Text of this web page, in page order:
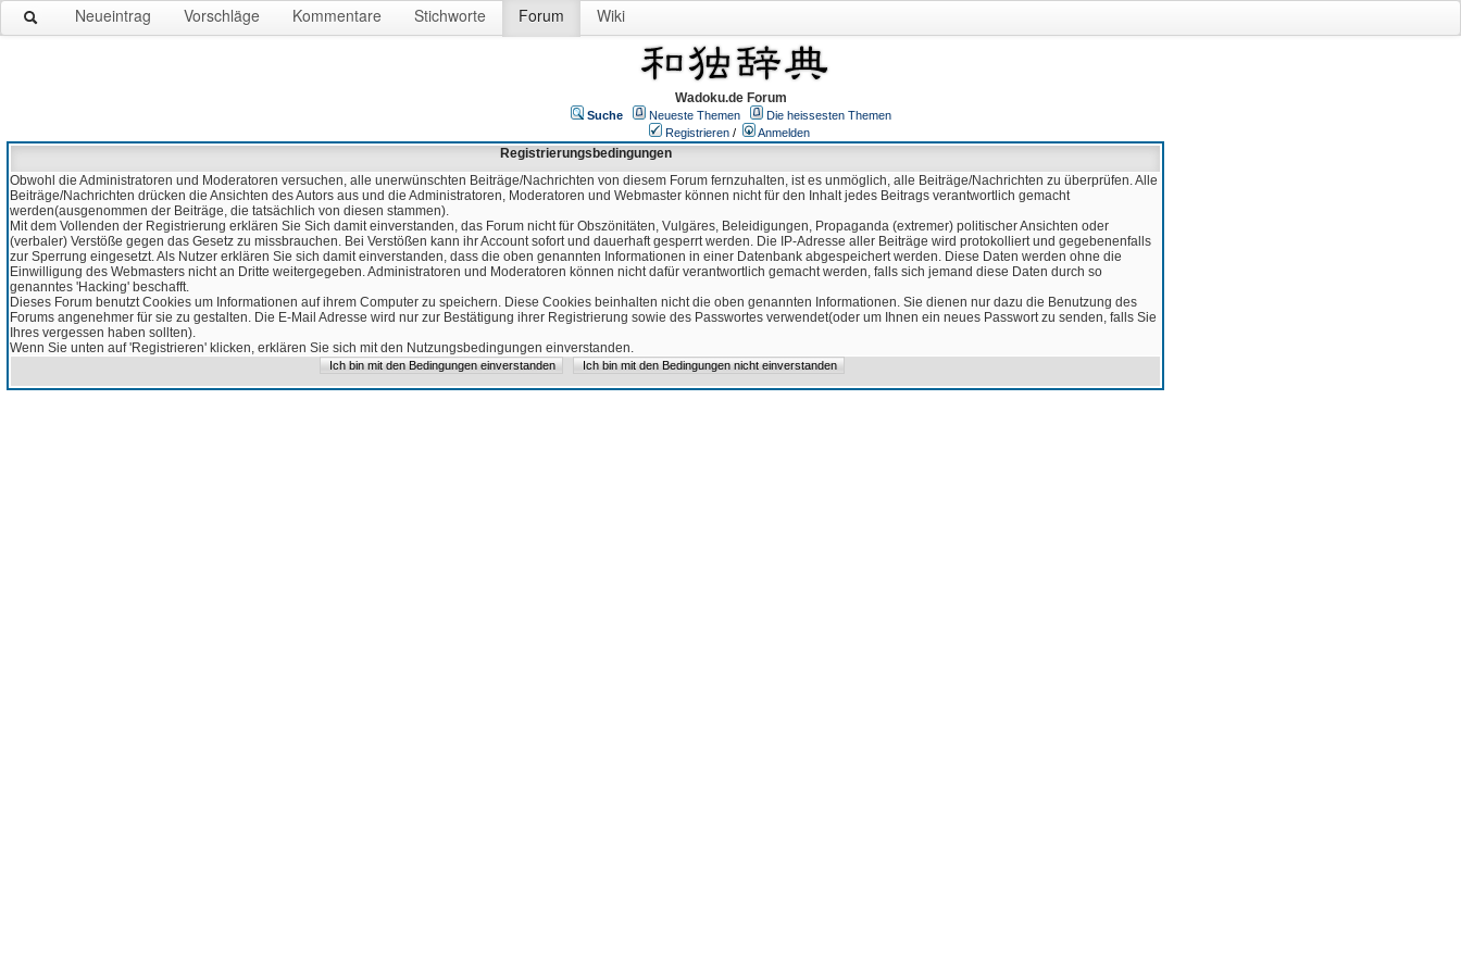
Neueintrag Vorschläge Kommentare Stichworte Forum Wiki
Wadoku.de Forum
Suche Neueste Themen
Die heissesten Themen
Registrieren / Anmelden
Registrierungsbedingungen
Obwohl die Administratoren und Moderatoren versuchen, alle unerwünschten Beiträge/Nachrichten von diesem Forum fernzuhalten, ist es unmöglich, alle Beiträge/Nachrichten zu überprüfen. Alle
Beiträge/Nachrichten drücken die Ansichten des Autors aus und die Administratoren, Moderatoren und Webmaster können nicht für den Inhalt jedes Beitrags verantwortlich gemacht
werden(ausgenommen der Beiträge, die tatsächlich von diesen stammen).
Mit dem Vollenden der Registrierung erklären Sie Sich damit einverstanden, das Forum nicht für Obszönitäten, Vulgäres, Beleidigungen, Propaganda (extremer) politischer Ansichten oder
(verbaler) Verstöße gegen das Gesetz zu missbrauchen. Bei Verstößen kann ihr Account sofort und dauerhaft gesperrt werden. Die IP-Adresse aller Beiträge wird protokolliert und gegebenenfalls
zur Sperrung eingesetzt. Als Nutzer erklären Sie sich damit einverstanden, dass die oben genannten Informationen in einer Datenbank abgespeichert werden. Diese Daten werden ohne die
Einwilligung des Webmasters nicht an Dritte weitergegeben. Administratoren und Moderatoren können nicht dafür verantwortlich gemacht werden, falls sich jemand diese Daten durch so
genanntes 'Hacking' beschafft.
Dieses Forum benutzt Cookies um Informationen auf ihrem Computer zu speichern. Diese Cookies beinhalten nicht die oben genannten Informationen. Sie dienen nur dazu die Benutzung des
Forums angenehmer für sie zu gestalten. Die E-Mail Adresse wird nur zur Bestätigung ihrer Registrierung sowie des Passwortes verwendet(oder um Ihnen ein neues Passwort zu senden, falls Sie
Ihres vergessen haben sollten).
Wenn Sie unten auf 'Registrieren' klicken, erklären Sie sich mit den Nutzungsbedingungen einverstanden.